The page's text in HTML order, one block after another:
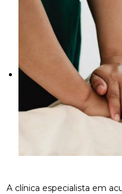
A clínica especialista em